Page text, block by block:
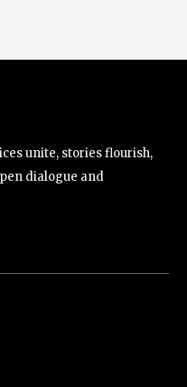
unite, stories flourish,
dialogue and